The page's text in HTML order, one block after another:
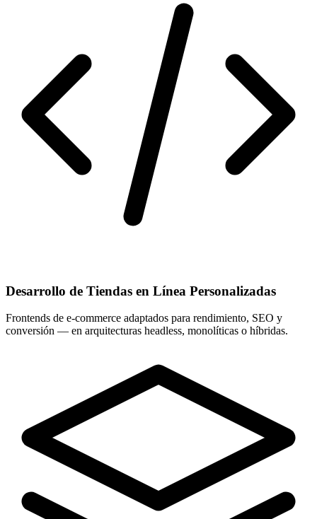
Desarrollo de Tiendas en Línea Personalizadas
Frontends de e-commerce adaptados para rendimiento, SEO y
conversión — en arquitecturas headless, monolíticas o híbridas.